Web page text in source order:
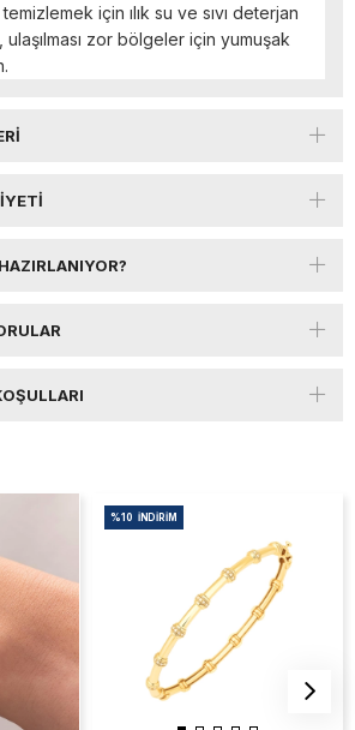
temizlemek için ılık su ve sıvı deterjan
ulaşılması zor bölgeler için yumuşak
%10 İNDIRIM